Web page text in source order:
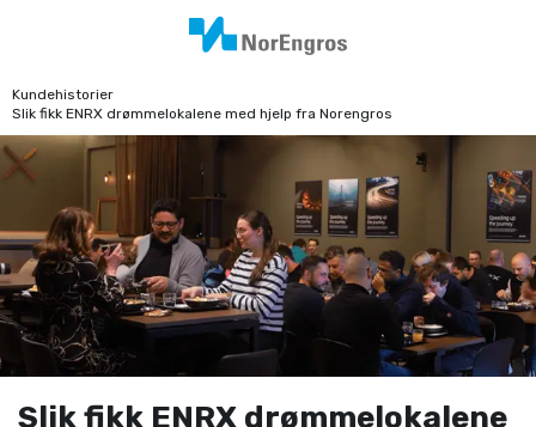
Kundehistorier
Slik fikk ENRX drømmelokalene med hjelp fra Norengros
Slik fikk ENRX drømmelokalene